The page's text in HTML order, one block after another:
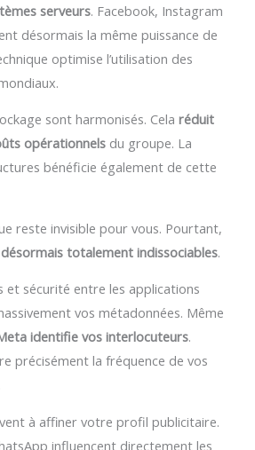
serveurs. Facebook, Instagram
désormais la même puissance de
optimise l’utilisation des
sont harmonisés. Celaréduit
opérationnels du groupe. La
bénéficie également de cette
reste invisible pour vous. Pourtant,
totalement indissociables.
et sécurité entre les applications
vos métadonnées. Même
identifie vos interlocuteurs.
précisément la fréquence de vos
à affiner votre profil publicitaire.
influencent directement les